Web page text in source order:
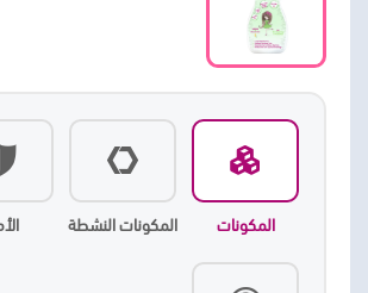
المكونات المكونات النشطة